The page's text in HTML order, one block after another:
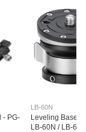
- PG-
LB-60N
Leveling Base
LB-60N / LB-65